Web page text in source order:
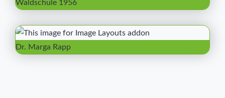
Waldschule 1956
Dr. Marga Rapp